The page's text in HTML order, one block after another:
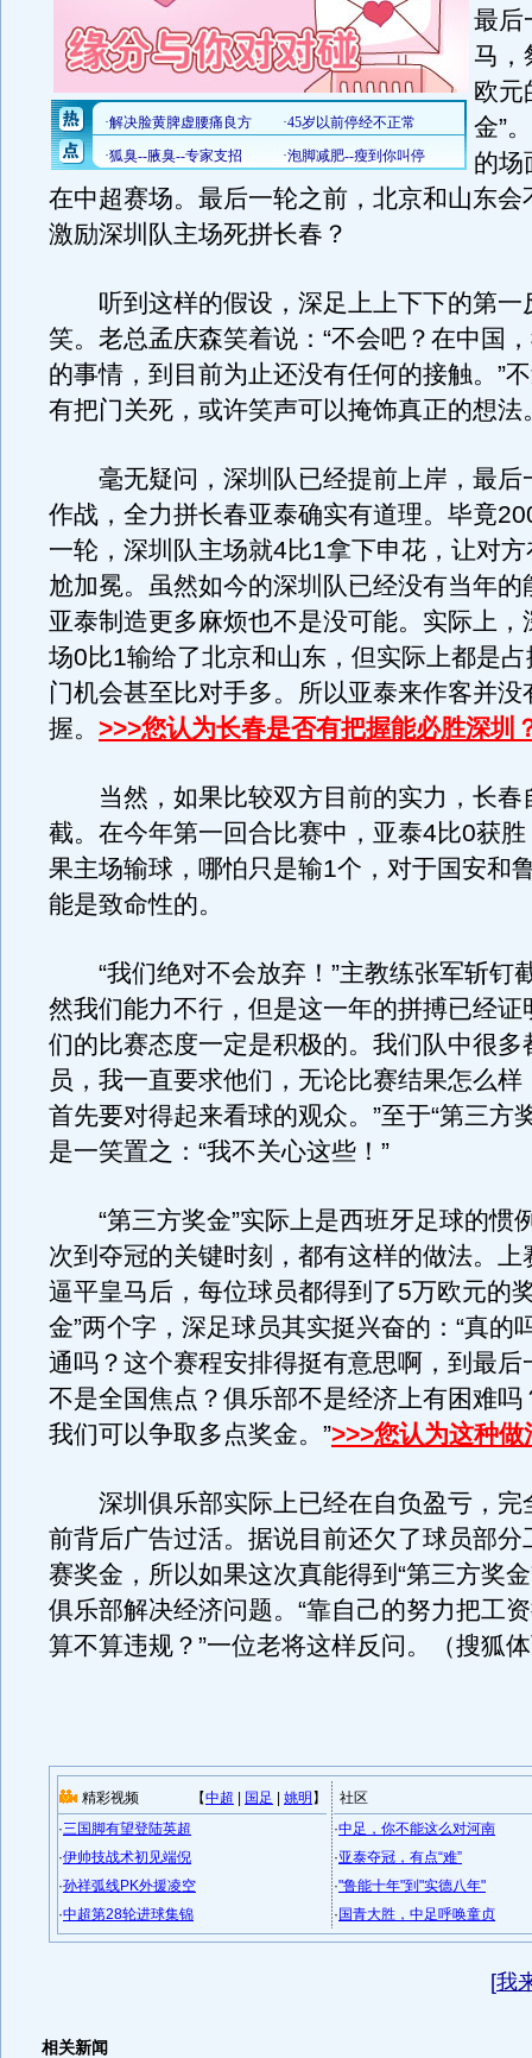
最后
马，
欧元
金”
的场
在中超赛场。最后一轮之前，北京和山东会
激励深圳队主场死拼长春？
听到这样的假设，深足上上下下的第一
笑。老总孟庆森笑着说：“不会吧？在中国
的事情，到目前为止还没有任何的接触。”
有把门关死，或许笑声可以掩饰真正的想法
毫无疑问，深圳队已经提前上岸，最后
作战，全力拼长春亚泰确实有道理。毕竟
一轮，深圳队主场就4比1拿下申花，让对
尬加冕。虽然如今的深圳队已经没有当年的
亚泰制造更多麻烦也不是没可能。实际上，
场0比1输给了北京和山东，但实际上都是
门机会甚至比对手多。所以亚泰来作客并没
握。 >>>您认为长春是否有把握能必胜深圳
当然，如果比较双方目前的实力，长春
截。在今年第一回合比赛中，亚泰4比0获
果主场输球，哪怕只是输1个，对于国安和
能是致命性的。
“我们绝对不会放弃！”主教练张军斩钉
然我们能力不行，但是这一年的拼搏已经证
们的比赛态度一定是积极的。我们队中很多
员，我一直要求他们，无论比赛结果怎么样
首先要对得起来看球的观众。”至于“第三方
是一笑置之：“我不关心这些！”
“第三方奖金”实际上是西班牙足球的惯
次到夺冠的关键时刻，都有这样的做法。上
逼平皇马后，每位球员都得到了5万欧元的
金”两个字，深足球员其实挺兴奋的：“真的
通吗？这个赛程安排得挺有意思啊，到最后
不是全国焦点？俱乐部不是经济上有困难吗
我们可以争取多点奖金。”>>>您认为这种
深圳俱乐部实际上已经在自负盈亏，完
前背后广告过活。据说目前还欠了球员部分
赛奖金，所以如果这次真能得到“第三方奖
俱乐部解决经济问题。“靠自己的努力把工
算不算违规？”一位老将这样反问。（搜狐
精彩视频 【中超 国足 姚明 】
·三国脚有望登陆英超
·伊帅技战术初见端倪
·孙祥弧线PK外援凌空
·中超第28轮进球集锦
社区
·中足，你不能这么对河南
·亚泰夺冠，有点“难”
·"鲁能十年"到"实德八年"
· 国青大胜，中足呼唤童贞
[我
相关新闻